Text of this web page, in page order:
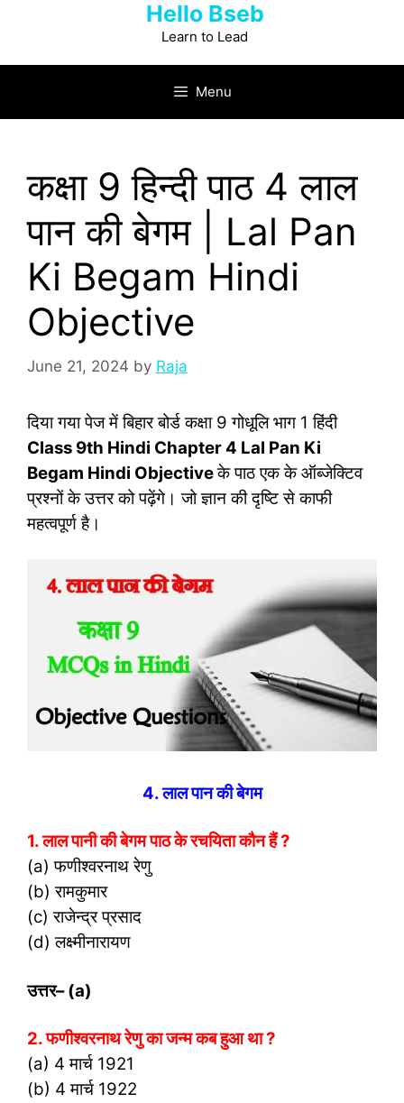
Hello Bseb
Learn to Lead
Menu
कक्षा 9 हिन्‍दी पाठ 4 लाल
पान की बेगम | Lal Pan
Ki Begam Hindi
Objective
June 21, 2024 by Raja
दिया गया पेज में बिहार बोर्ड कक्षा 9 गोधूलि भाग 1 हिंदी
Class 9th Hindi Chapter 4 Lal Pan Ki
Begam Hindi Objectiveके पाठ एक के ऑब्‍जेक्टिव
प्रश्‍नों के उत्तर को पढ़ेंगे। जो ज्ञान की दृष्टि से काफी
महत्‍वपूर्ण है।
4. लाल पान की बेगम
1. लाल पानी की बेगम पाठ के रचयिता कौन हैं ?
(a) फणीश्वरनाथ रेणु
(b) रामकुमार
(c) राजेन्द्र प्रसाद
(d) लक्ष्मीनारायण
उत्तर– (a)
2. फणीश्वरनाथ रेणु का जन्म कब हुआ था ?
(a) 4 मार्च 1921
(b) 4 मार्च 1922